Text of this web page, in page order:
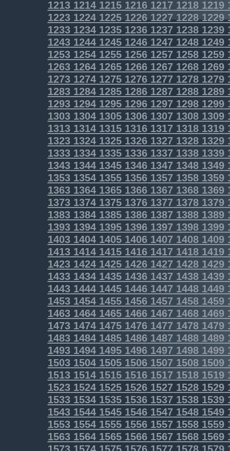
12131214121512161217 12181219
1223122412251226122712281229
1233123412351236123712381239
1243124412451246124712481249
1253125412551256125712581259
1263126412651266126712681269
1273127412751276127712781279
1283128412851286128712881289
1293129412951296129712981299
1303130413051306130713081309
1313131413151316131713181319
1323132413251326132713281329
1333133413351336133713381339
1343134413451346134713481349
1353135413551356135713581359
1363136413651366136713681369
1373137413751376137713781379
1383138413851386138713881389
1393139413951396139713981399
14031404140514061407 14081409
14131414141514161417 14181419
1423142414251426142714281429
14331434143514361437 14381439
14431444144514461447 14481449
14531454145514561457 14581459
14631464146514661467 14681469
14731474147514761477 14781479
14831484148514861487 14881489
14931494149514961497 14981499
15031504150515061507 15081509
15131514151515161517 15181519
1523152415251526152715281529
1533153415351536153715381539
1543154415451546154715481549
1553155415551556155715581559
1563156415651566156715681569